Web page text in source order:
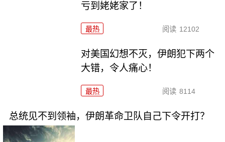
亏到姥姥家了！
最热 阅读 12102
对美国幻想不灭，伊朗犯下两个
大错，令人痛心！
最热 阅读 8114
总统见不到领袖，伊朗革命卫队自己下令开打？